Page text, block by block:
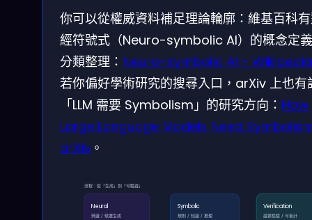
你可以從權威資料補足理論輪廓：維基百科
經符號式（Neuro-symbolic AI）的概念定
分類整理： Neuro-symbolic AI – Wikipedia
若你偏好學術研究的搜尋入口，arXiv 上也有
「LLM 需要 Symbolism」的研究方向： How
Large Language Models Need
arXiv 。
流程：從「生成」到「可驗證」
Neural
辨識 / 候選生成
Symbolic
規則 / 知識 / 推理
Verification
證據檢驗 / 可審計